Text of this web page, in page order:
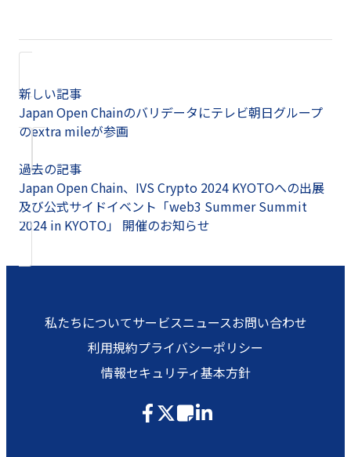
新しい記事
Japan Open Chainのバリデータにテレビ朝日グループ
のextra mileが参画
過去の記事
Japan Open Chain、IVS Crypto 2024 KYOTOへの出展
及び公式サイドイベント「web3 Summer Summit
2024 in KYOTO」 開催のお知らせ
私たちについてサービスニュースお問い合わせ
利用規約プライバシーポリシー
情報セキュリティ基本方針